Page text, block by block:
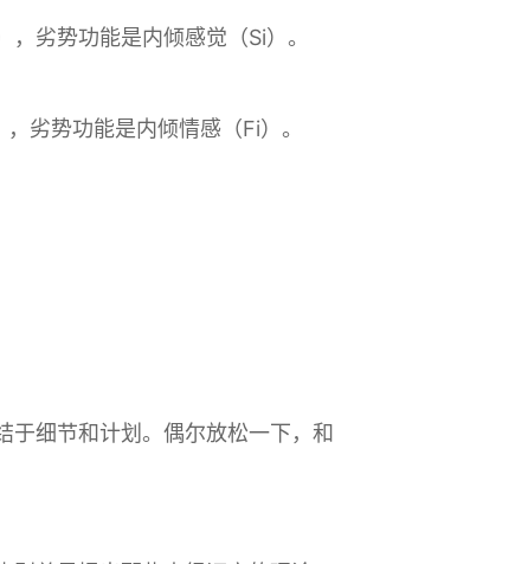
劣势功能是内倾感觉（Si）。
劣势功能是内倾情感（Fi）。
于细节和计划。偶尔放松一下，和